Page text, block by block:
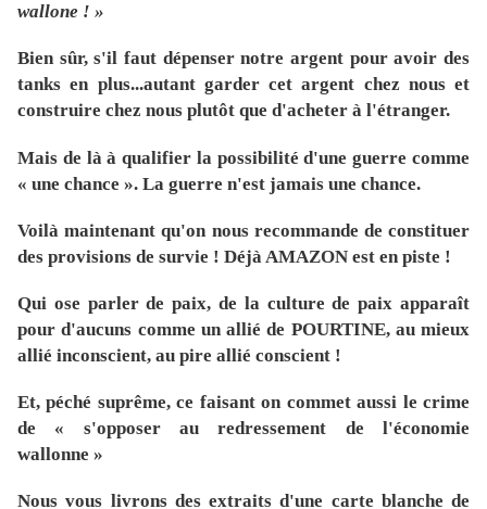
wallone ! »
Bien sûr, s'il faut dépenser notre argent pour avoir des
tanks en plus...autant garder cet argent chez nous et
construire chez nous plutôt que d'acheter à l'étranger.
Mais de là à qualifier la possibilité d'une guerre comme
« une chance ». La guerre n'est jamais une chance.
Voilà maintenant qu'on nous recommande de constituer
des provisions de survie ! Déjà AMAZON est en piste !
Qui ose parler de paix, de la culture de paix apparaît
pour d'aucuns comme un allié de POURTINE, au mieux
allié inconscient, au pire allié conscient !
Et, péché suprême, ce faisant on commet aussi le crime
de « s'opposer au redressement de l'économie
wallonne »
Nous vous livrons des extraits d'une carte blanche de